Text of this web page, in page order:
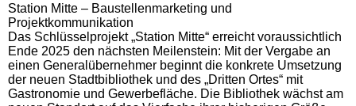
Station Mitte – Baustellenmarketing und
Projektkommunikation
Das Schlüsselprojekt „Station Mitte“ erreicht voraussichtlich
Ende 2025 den nächsten Meilenstein: Mit der Vergabe an
einen Generalübernehmer beginnt die konkrete Umsetzung
der neuen Stadtbibliothek und des „Dritten Ortes“ mit
Gastronomie und Gewerbefläche. Die Bibliothek wächst am